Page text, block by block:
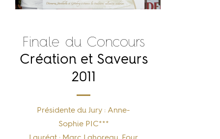
Finale du Concours
Création et Saveurs
2011
Présidente du Jury : Anne-
Sophie PIC***